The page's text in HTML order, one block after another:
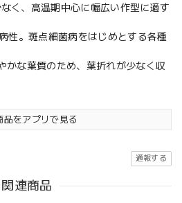
く、高温期中心に幅広い作型に適す
性。斑点細菌病をはじめとする各種
かな葉質のため、葉折れが少なく収
品をアプリで見る
通報する
関連商品